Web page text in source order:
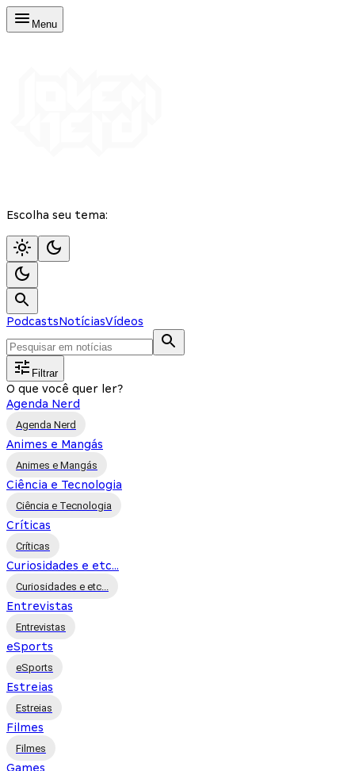
Menu
Escolha seu tema:
PodcastsNotíciasVídeos
Filtrar
O que você quer ler?
Agenda Nerd
Agenda Nerd
Animes e Mangás
Animes e Mangás
Ciência e Tecnologia
Ciência e Tecnologia
Críticas
Críticas
Curiosidades e etc...
Curiosidades e etc...
Entrevistas
Entrevistas
eSports
eSports
Estreias
Estreias
Filmes
Filmes
Games